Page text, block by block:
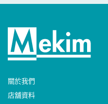
關於我們
店舖資料